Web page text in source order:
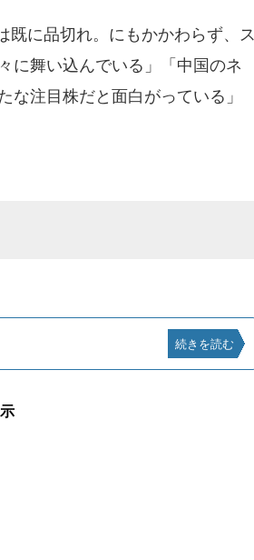
に品切れ。にもかかわらず、ス
に舞い込んでいる」「中国のネ
な注目株だと面白がっている」
続きを読む